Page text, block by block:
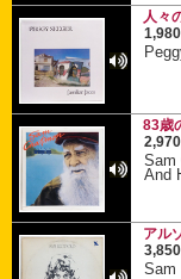
人々
83歳
Sam
And
アル
Sam